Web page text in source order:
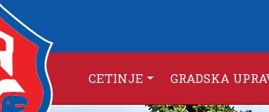
CETINJE GRADSKA